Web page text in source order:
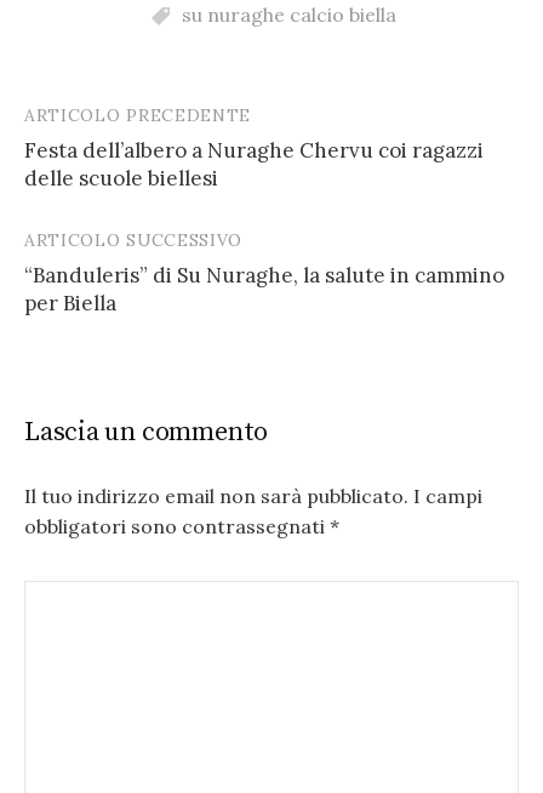
su nuraghe calcio biella
Post
navigation
ARTICOLO PRECEDENTE
Festa dell’albero a Nuraghe Chervu coi ragazzi
delle scuole biellesi
ARTICOLO SUCCESSIVO
“Banduleris” di Su Nuraghe, la salute in cammino
per Biella
Lascia un commento
Il tuo indirizzo email non sarà pubblicato. I campi
obbligatori sono contrassegnati *